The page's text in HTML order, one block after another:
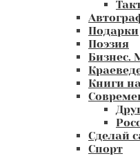
Подарки
Поэзия
Бизнес.
Книги
Сделай
Спорт